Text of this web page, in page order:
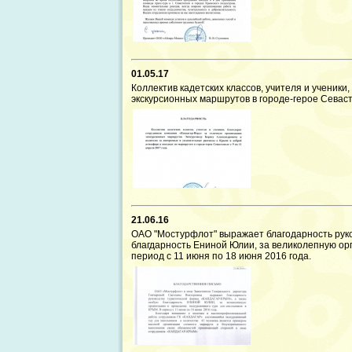
01.05.17
Коллектив кадетских классов, учителя и
экскурсионных маршрутов в городе-герое
21.06.16
ОАО "Мостурфлот" выражает благодарность
благдарность Ениной Юлии, за великолепную
период с 11 июня по 18 июня 2016 года.